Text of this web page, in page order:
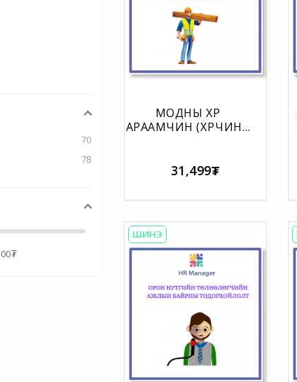
70
78
₮
МОДНЫ ХӨРӨӨ
АРААМЧИН (ХӨРӨӨЧИН)-
31,499₮
ШИНЭ